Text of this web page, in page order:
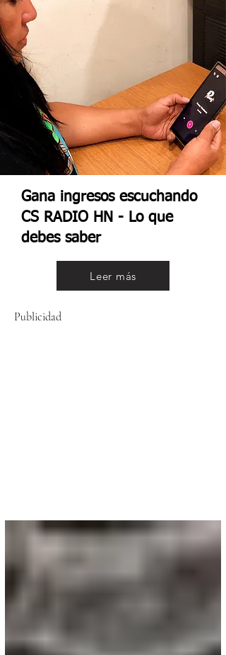
Gana ingresos escuchando
CS RADIO HN - Lo que
debes saber
Leer más
Publicidad